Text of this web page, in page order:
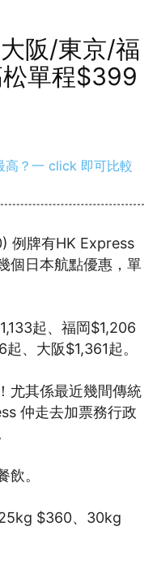
阪/東京/福
單程$399
高？一 click 即可比較
例牌有HK Express
個日本航點優惠，單
起、福岡$1,206
、大阪$1,361起。
尤其係最近幾間傳統
仲走去加票務行政
飲。
$360、30kg